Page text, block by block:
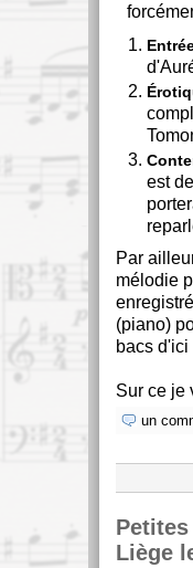
est
Par
mélodie
(piano)
bacs
Sur ce je
un
Liège